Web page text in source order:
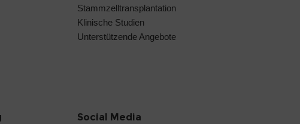
Stammzelltransplantation
Klinische Studien
Unterstützende Angebote
Social Media